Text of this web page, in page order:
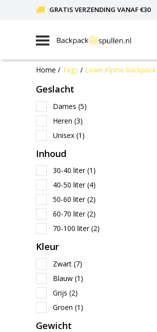
GRATIS VERZENDING VANAF €30
Home / Tags / Lowe Alpine backpack
Geslacht
Dames (5)
Heren (3)
Unisex (1)
Inhoud
30-40 liter(1)
40-50 liter(4)
50-60 liter(2)
60-70 liter(2)
70-100 liter(2)
Kleur
Zwart (7)
Blauw (1)
Grijs (2)
Groen (1)
Gewicht